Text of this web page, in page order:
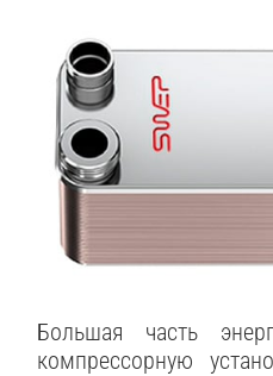
Большая часть
компрессорную